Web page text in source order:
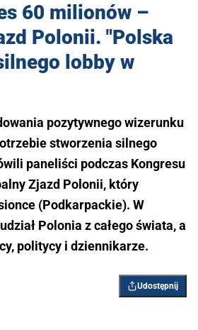
60 milionów –
Polonii. "Polska
lobby w
pozytywnego wizerunku
stworzenia silnego
paneliści podczas Kongresu
Zjazd Polonii, który
(Podkarpackie). W
Polonia z całego świata, a
politycy i dziennikarze.
Udostępnij